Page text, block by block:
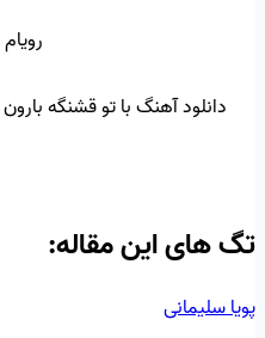
دانلود آهنگ با تو قشنگه
تگ‌ های این مقاله:
پویا سلیمانی